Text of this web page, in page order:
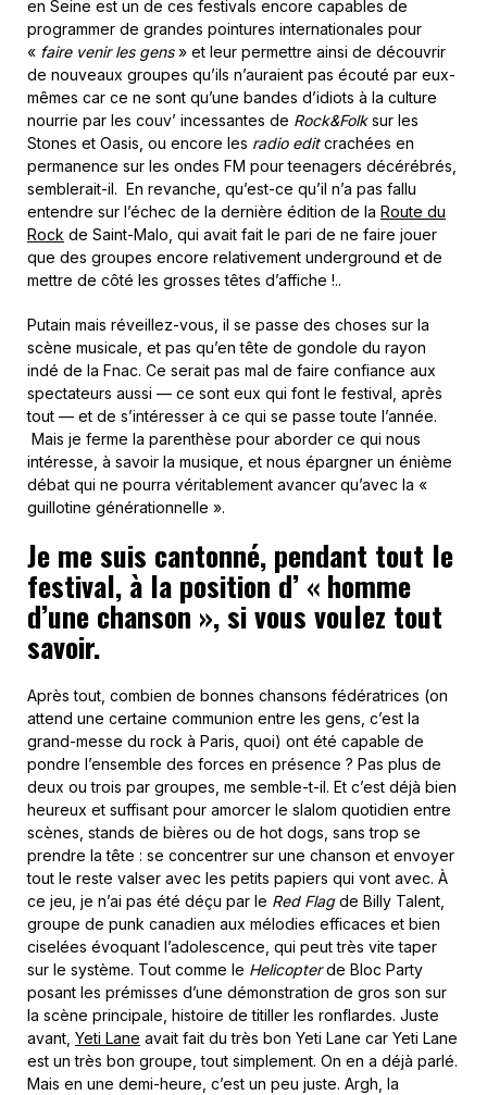
en Seine est un de ces festivals encore capables de
programmer de grandes pointures internationales pour
« faire venir les gens» et leur permettre ainsi de découvrir
de nouveaux groupes qu’ils n’auraient pas écouté par eux-
mêmes car ce ne sont qu’une bandes d’idiots à la culture
nourrie par les couv’ incessantes de Rock&Folksur les
Stones et Oasis, ou encore les radio editcrachées en
permanence sur les ondes FM pour teenagers décérébrés,
semblerait-il. En revanche, qu’est-ce qu’il n’a pas fallu
entendre sur l’échec de la dernière édition de la Route du
Rock de Saint-Malo, qui avait fait le pari de ne faire jouer
que des groupes encore relativement underground et de
mettre de côté les grosses têtes d’affiche !..
Putain mais réveillez-vous, il se passe des choses sur la
scène musicale, et pas qu’en tête de gondole du rayon
indé de la Fnac. Ce serait pas mal de faire confiance aux
spectateurs aussi — ce sont eux qui font le festival, après
tout — et de s’intéresser à ce qui se passe toute l’année.
Mais je ferme la parenthèse pour aborder ce qui nous
intéresse, à savoir la musique, et nous épargner un énième
débat qui ne pourra véritablement avancer qu’avec la «
guillotine générationnelle ».
Je me suis cantonné, pendant tout le
festival, à la position d’ « homme
d’une chanson », si vous voulez tout
savoir.
Après tout, combien de bonnes chansons fédératrices (on
attend une certaine communion entre les gens, c’est la
grand-messe du rock à Paris, quoi) ont été capable de
pondre l’ensemble des forces en présence ? Pas plus de
deux ou trois par groupes, me semble-t-il. Et c’est déjà bien
heureux et suffisant pour amorcer le slalom quotidien entre
scènes, stands de bières ou de hot dogs, sans trop se
prendre la tête : se concentrer sur une chanson et envoyer
tout le reste valser avec les petits papiers qui vont avec. À
ce jeu, je n’ai pas été déçu par le Red Flagde Billy Talent,
groupe de punk canadien aux mélodies efficaces et bien
ciselées évoquant l’adolescence, qui peut très vite taper
sur le système. Tout comme le Helicopterde Bloc Party
posant les prémisses d’une démonstration de gros son sur
la scène principale, histoire de titiller les ronflardes. Juste
avant, Yeti Lane avait fait du très bon Yeti Lane car Yeti Lane
est un très bon groupe, tout simplement. On en a déjà parlé.
Mais en une demi-heure, c’est un peu juste. Argh, la